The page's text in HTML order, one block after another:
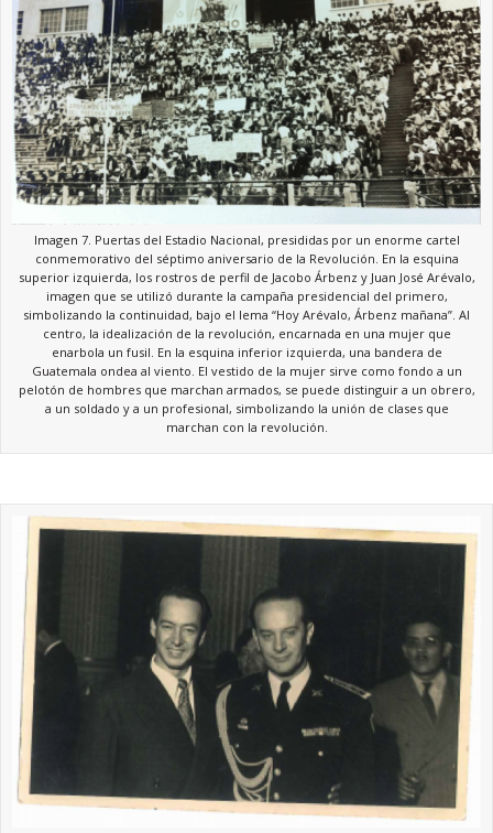
Imagen 7. Puertas del Estadio Nacional, presididas por un enorme cartel
conmemorativo del séptimo aniversario de la Revolución. En la esquina
superior izquierda, los rostros de perfil de Jacobo Árbenz y Juan José Arévalo,
imagen que se utilizó durante la campaña presidencial del primero,
simbolizando la continuidad, bajo el lema “Hoy Arévalo, Árbenz mañana”. Al
centro, la idealización de la revolución, encarnada en una mujer que
enarbola un fusil. En la esquina inferior izquierda, una bandera de
Guatemala ondea al viento. El vestido de la mujer sirve como fondo a un
pelotón de hombres que marchan armados, se puede distinguir a un obrero,
a un soldado y a un profesional, simbolizando la unión de clases que
marchan con la revolución.